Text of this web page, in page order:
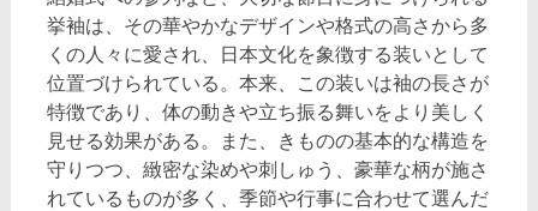
挙袖は、その華やかなデザインや格式の高さから多
くの人々に愛され、日本文化を象徴する装いとして
位置づけられている。本来、この装いは袖の長さが
特徴であり、体の動きや立ち振る舞いをより美しく
見せる効果がある。また、きものの基本的な構造を
守りつつ、緻密な染めや刺しゅう、豪華な柄が施さ
れているものが多く、季節や行事に合わせて選んだ